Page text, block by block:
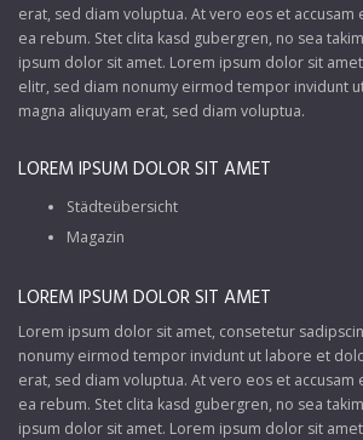
erat, sed diam voluptua. At vero eos et
ea rebum. Stet clita kasd gubergren, no sea
ipsum dolor sit amet. Lorem ipsum dolor sit
elitr, sed diam nonumy eirmod tempor invidunt
magna aliquyam erat, sed diam voluptua.
LOREM IPSUM DOLOR SIT AMET
Städteübersicht
Magazin
LOREM IPSUM DOLOR SIT AMET
Lorem ipsum dolor sit amet, consetetur
nonumy eirmod tempor invidunt ut labore et
erat, sed diam voluptua. At vero eos et
ea rebum. Stet clita kasd gubergren, no sea
ipsum dolor sit amet. Lorem ipsum dolor sit